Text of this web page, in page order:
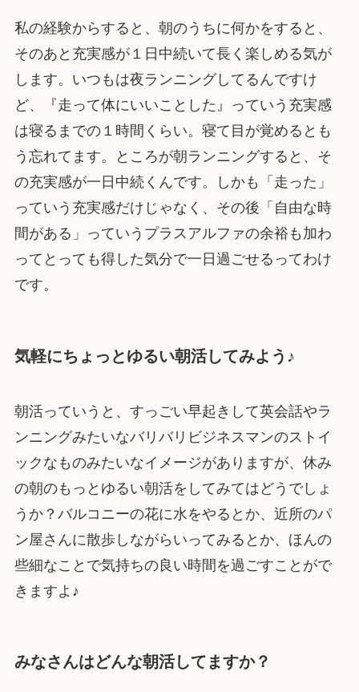
私の経験からすると、朝のうちに何かをすると、
そのあと充実感が１日中続いて長く楽しめる気が
します。いつもは夜ランニングしてるんですけ
ど、『走って体にいいことした』っていう充実感
は寝るまでの１時間くらい。寝て目が覚めるとも
う忘れてます。ところが朝ランニングすると、そ
の充実感が一日中続くんです。しかも「走った」
っていう充実感だけじゃなく、その後「自由な時
間がある」っていうプラスアルファの余裕も加わ
ってとっても得した気分で一日過ごせるってわけ
です。
気軽にちょっとゆるい朝活してみよう♪
朝活っていうと、すっごい早起きして英会話やラ
ンニングみたいなバリバリビジネスマンのストイ
ックなものみたいなイメージがありますが、休み
の朝のもっとゆるい朝活をしてみてはどうでしょ
うか？バルコニーの花に水をやるとか、近所のパ
ン屋さんに散歩しながらいってみるとか、ほんの
些細なことで気持ちの良い時間を過ごすことがで
きますよ♪
みなさんはどんな朝活してますか？